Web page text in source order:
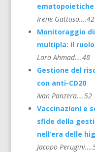
Irene Gattuso….42
Monitoraggio
multipla: il
Lara Ahmad….48
Gestione del
con anti-CD20
Ivan Panzera….52
Vaccinazioni e
sfide della
nell’era delle
Jacopo